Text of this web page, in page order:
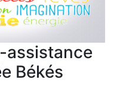
assistance
Békés